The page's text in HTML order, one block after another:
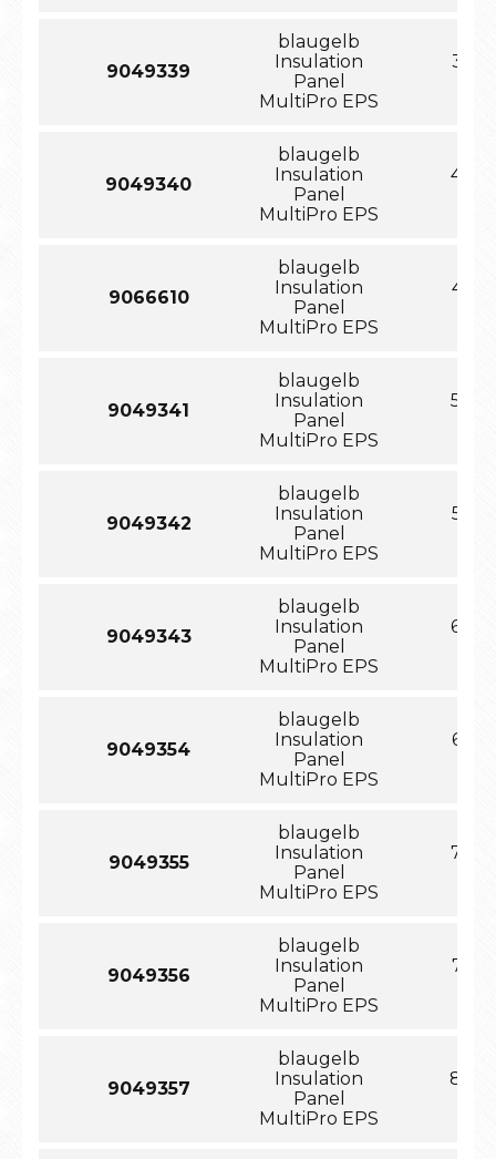
9049339
blaugelb
Insulation
Panel
MultiPro EPS
9049340
blaugelb
Insulation
Panel
MultiPro EPS
9066610
blaugelb
Insulation
Panel
MultiPro EPS
9049341
blaugelb
Insulation
Panel
MultiPro EPS
9049342
blaugelb
Insulation
Panel
MultiPro EPS
9049343
blaugelb
Insulation
Panel
MultiPro EPS
9049354
blaugelb
Insulation
Panel
MultiPro EPS
9049355
blaugelb
Insulation
Panel
MultiPro EPS
9049356
blaugelb
Insulation
Panel
MultiPro EPS
9049357
blaugelb
Insulation
Panel
MultiPro EPS